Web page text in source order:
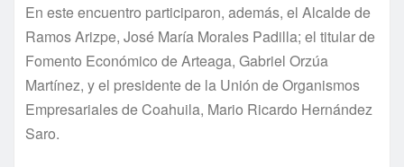
En este encuentro participaron, además, el Alcalde de
Ramos Arizpe, José María Morales Padilla; el titular de
Fomento Económico de Arteaga, Gabriel Orzúa
Martínez, y el presidente de la Unión de Organismos
Empresariales de Coahuila, Mario Ricardo Hernández
Saro.